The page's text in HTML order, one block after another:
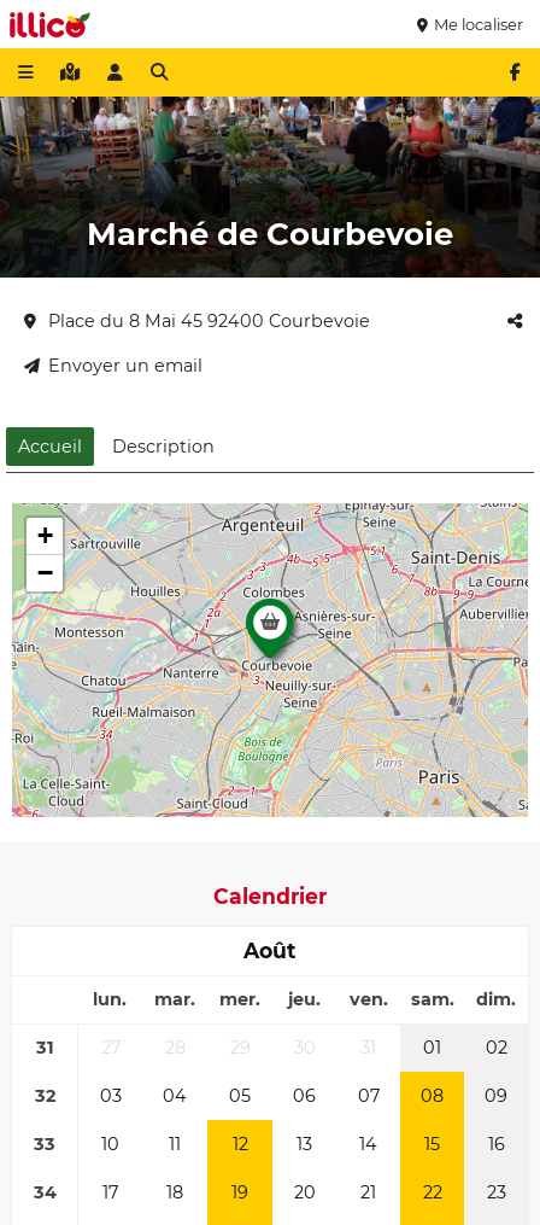
Me localiser
Marché de Courbevoie
Place du 8 Mai 45 92400 Courbevoie
Envoyer un email
Accueil Description
+
−
Calendrier
Août
lun. mar. mer. jeu. ven. sam. dim.
31 27 28 29 30 31 01 02
32 03 04 05 06 07 08 09
33 10 11 12 13 14 15 16
34 17 18 19 20 21 22 23